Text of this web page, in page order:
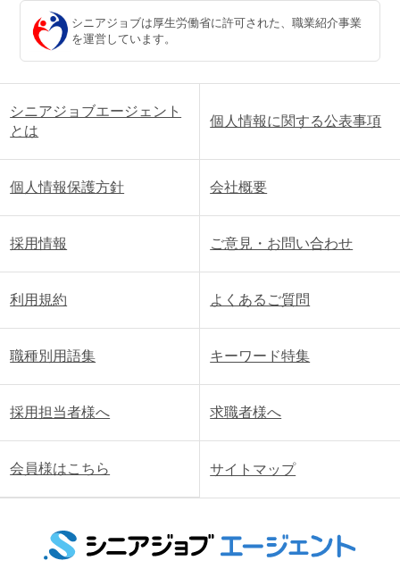
シニアジョブは厚生労働省に許可された、職業紹介事業
を運営しています。
シニアジョブエージェント
とは
個人情報に関する公表事項
個人情報保護方針 会社概要
採用情報 ご意見・お問い合わせ
利用規約 よくあるご質問
職種別用語集 キーワード特集
採用担当者様へ 求職者様へ
会員様はこちら サイトマップ